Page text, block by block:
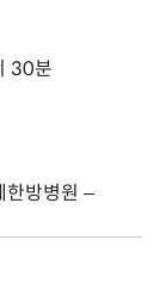
30분
한방병원 –